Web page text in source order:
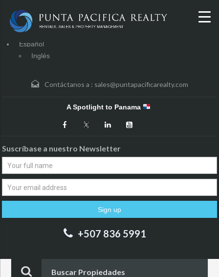
Español
Inglés
Contáctanos a : sales@puntapacificarealty.com
A Spotlight to Panama
Suscríbase a nuestro Newsletter
+507 836 5991
Buscar Propiedades